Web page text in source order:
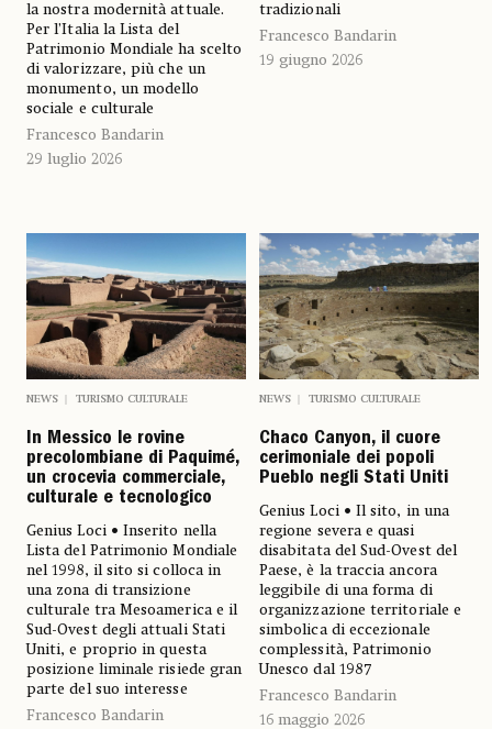
la nostra modernità attuale.
Per l’Italia la Lista del
Patrimonio Mondiale ha scelto
di valorizzare, più che un
monumento, un modello
sociale e culturale
Francesco Bandarin
29 luglio 2026
tradizionali
Francesco Bandarin
19 giugno 2026
NEWS TURISMO CULTURALE
In Messico le rovine
precolombiane di Paquimé,
un crocevia commerciale,
culturale e tecnologico
Genius Loci • Inserito nella
Lista del Patrimonio Mondiale
nel 1998, il sito si colloca in
una zona di transizione
culturale tra Mesoamerica e il
Sud-Ovest degli attuali Stati
Uniti, e proprio in questa
posizione liminale risiede gran
parte del suo interesse
Francesco Bandarin
NEWS TURISMO CULTURALE
Chaco Canyon, il cuore
cerimoniale dei popoli
Pueblo negli Stati Uniti
Genius Loci • Il sito, in una
regione severa e quasi
disabitata del Sud-Ovest del
Paese, è la traccia ancora
leggibile di una forma di
organizzazione territoriale e
simbolica di eccezionale
complessità, Patrimonio
Unesco dal 1987
Francesco Bandarin
16 maggio 2026